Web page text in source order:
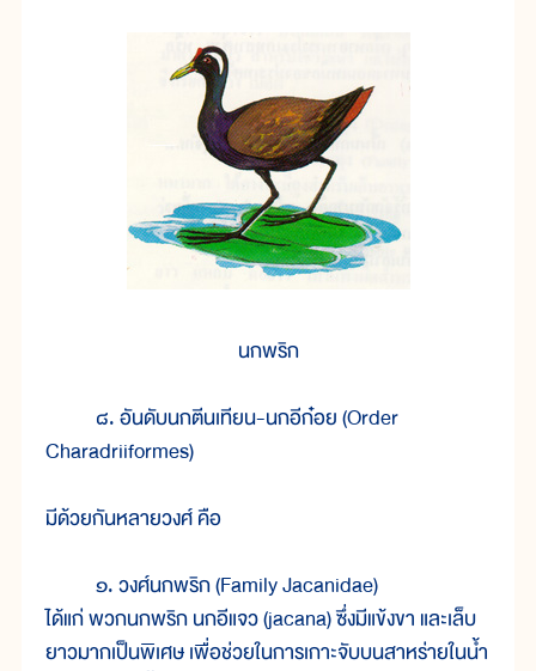
นกพริก
๘. อันดับนกตีนเทียน-นกอีก๋อย (Order
Charadriiformes)
มีด้วยกันหลายวงศ์ คือ
๑. วงศ์นกพริก (Family Jacanidae)
ได้แก่ พวกนกพริก นกอีแจว (jacana) ซึ่งมีแข้งขา และเล็บ
ยาวมากเป็นพิเศษ เพื่อช่วยในการเกาะจับบนสาหร่ายในน้ำ